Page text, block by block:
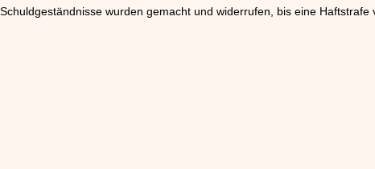
wurden gemacht und widerrufen, bis eine Haftstrafe